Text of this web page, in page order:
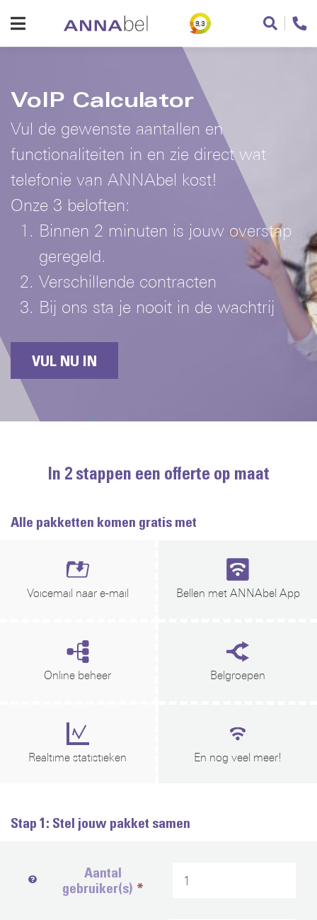
9,3
VoIP Calculator
Vul de gewenste aantallen en
functionaliteiten in en zie direct wat
telefonie van ANNAbel kost!
Onze 3 beloften:
Binnen 2 minuten is jouw overstap
geregeld.
Verschillende contracten
Bij ons sta je nooit in de wachtrij
VUL NU IN
In 2 stappen een offerte op maat
Alle pakketten komen gratis met
Voicemail naar e-mail Bellen met ANNAbel App
Online beheer Belgroepen
Realtime statistieken En nog veel meer!
Stap 1: Stel jouw pakket samen
Aantal
gebruiker(s)